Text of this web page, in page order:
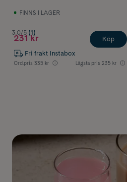
FINNS I LAGER
3.0/5 (1)
231 kr
Fri frakt Instabox
Ord.pris 335 kr Lägsta pris 235 kr
Köp